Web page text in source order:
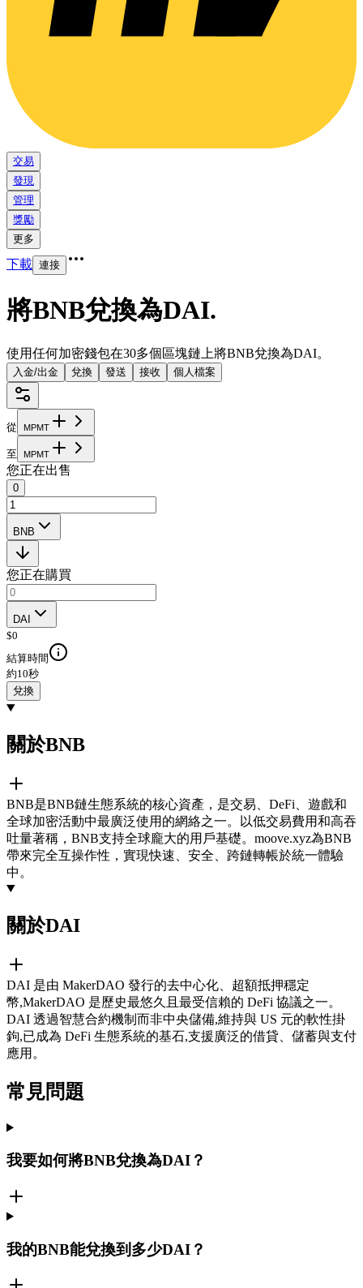
交易
發現
管理
獎勵
更多
下載 連接
將BNB兌換為DAI.
使用任何加密錢包在30多個區塊鏈上將BNB兌換為DAI。
入金/出金 兌換 發送 接收 個人檔案
從 MPMT
至 MPMT
您正在出售
0
BNB
您正在購買
DAI
$0
結算時間
約10秒
兌換
關於BNB
BNB是BNB鏈生態系統的核心資產，是交易、DeFi、遊戲和
全球加密活動中最廣泛使用的網絡之一。以低交易費用和高吞
吐量著稱，BNB支持全球龐大的用戶基礎。moove.xyz為BNB
帶來完全互操作性，實現快速、安全、跨鏈轉帳於統一體驗
中。
關於DAI
DAI 是由 MakerDAO 發行的去中心化、超額抵押穩定
幣,MakerDAO 是歷史最悠久且最受信賴的 DeFi 協議之一。
DAI 透過智慧合約機制而非中央儲備,維持與 US 元的軟性掛
鉤,已成為 DeFi 生態系統的基石,支援廣泛的借貸、儲蓄與支付
應用。
常見問題
我要如何將BNB兌換為DAI？
我的BNB能兌換到多少DAI？